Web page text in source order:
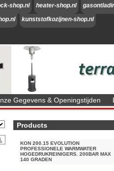
shop.nl heater-shop.nl
kunststofkozijnen-shop.nl
Gegevens & Openingstijden
Products
KON 200.15 EVOLUTION
PROFESSIONELE WARMWATER
HOGEDRUKREINIGERS. 200BAR MAX
140 GRADEN